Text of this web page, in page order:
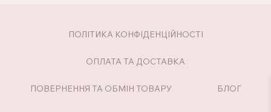
ПОЛІТИКА КОНФІДЕНЦІЙНОСТІ
ОПЛАТА ТА ДОСТАВКА
ПОВЕРНЕННЯ ТА ОБМІН ТОВАРУ БЛОГ